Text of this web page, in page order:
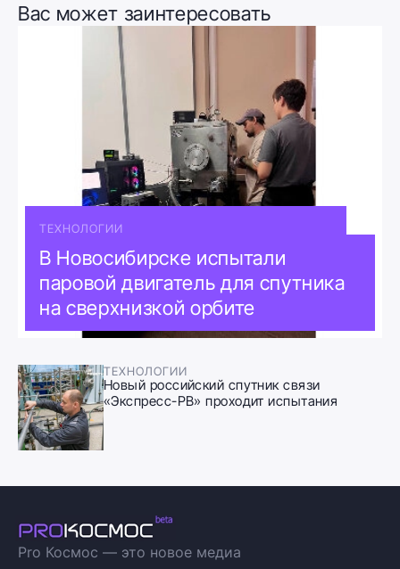
Вас может заинтересовать
ТЕХНОЛОГИИ
В Новосибирске испытали
паровой двигатель для спутника
на сверхнизкой орбите
ТЕХНОЛОГИИ
Новый российский спутник связи
«Экспресс-РВ» проходит испытания
Pro Космос — это новое медиа